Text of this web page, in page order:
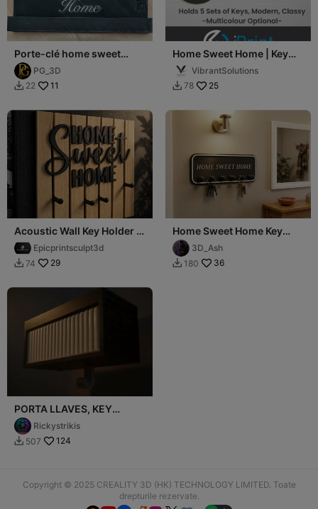
Porte-clé home sweet
homePG_3D
 22 11
Home Sweet Home | Key
Holder | Modern | 5 Sets of
KeysVibrantSolutions
 78 25
Acoustic Wall Key Holder –
“Home Sweet Home”
Epicprintsculpt3d
 74 29
Home Sweet Home Key
Holder - Wall Mounted Key
Rack 240mm
3D_Ash
 180 36
PORTA LLAVES, KEY
HOLDER, CAR´S
Rickystrikis
 507 124
Copyright © 2025 CREALITY 3D (HK) TECHNOLOGY LIMITED. Toate
drepturile rezervate.